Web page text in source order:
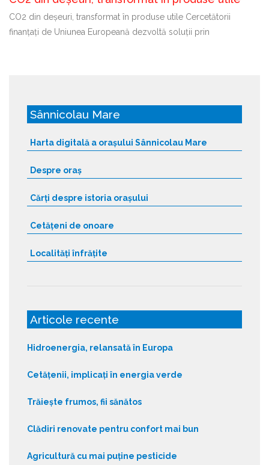
CO2 din deșeuri, transformat în produse utile Cercetătorii
finanțați de Uniunea Europeană dezvoltă soluții prin
Sânnicolau Mare
Harta digitală a orașului Sânnicolau Mare
Despre oraș
Cărți despre istoria orașului
Cetățeni de onoare
Localități înfrățite
Articole recente
Hidroenergia, relansată în Europa
Cetățenii, implicați în energia verde
Trăiește frumos, fii sănătos
Clădiri renovate pentru confort mai bun
Agricultură cu mai puține pesticide